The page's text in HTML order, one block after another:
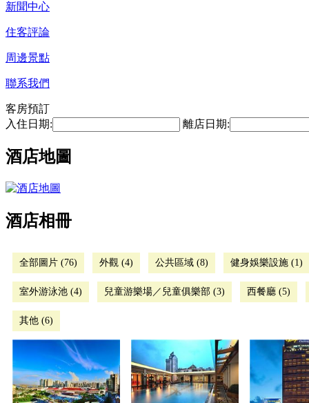
新聞中心
住客評論
周邊景點
聯系我們
客房預訂
入住日期:
離店日期:
酒店地圖
酒店相冊
全部圖片 (76) 外觀 (4) 公共區域 (8) 健身娛樂設施 (1)
室外游泳池 (4) 兒童游樂場／兒童俱樂部 (3) 西餐廳 (5)
其他 (6)